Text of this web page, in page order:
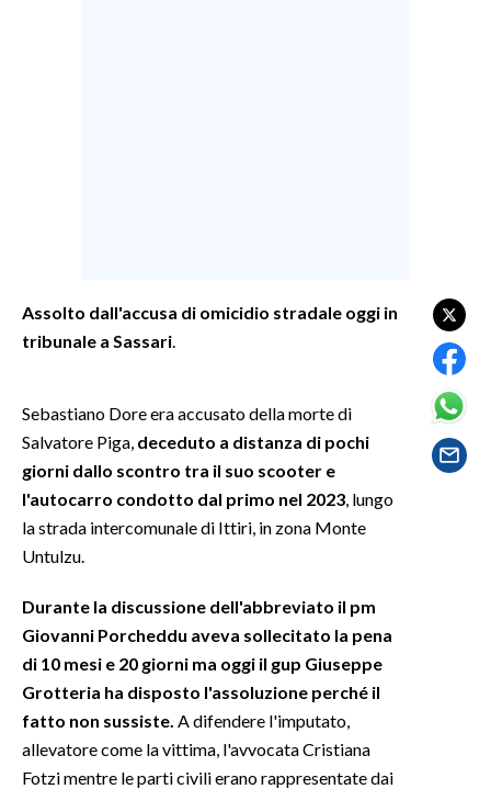
SPETTACOLI
SARDEGNA TURISMO
SARDI NEL MONDO
NOTIZIE
EVENTI
INSULARITÀ
Assolto dall'accusa di omicidio stradale oggi in
tribunale a Sassari
Sebastiano Dore era accusato della morte di
Salvatore Piga, deceduto a distanza di pochi
giorni dallo scontro tra il suo scooter e
l'autocarro condotto dal primo nel 2023 , lungo
la strada intercomunale di Ittiri, in zona Monte
Untulzu.
Durante la discussione dell'abbreviato il pm
Giovanni Porcheddu aveva sollecitato la pena
di 10 mesi e 20 giorni ma oggi il gup Giuseppe
Grotteria ha disposto l'assoluzione perché il
fatto non sussiste. A difendere l'imputato,
allevatore come la vittima, l'avvocata Cristiana
Fotzi mentre le parti civili erano rappresentate dai